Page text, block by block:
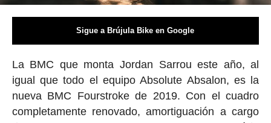
Sigue a Brújula Bike en Google
La BMC que monta Jordan Sarrou este año, al
igual que todo el equipo Absolute Absalon, es la
nueva BMC Fourstroke de 2019. Con el cuadro
completamente renovado, amortiguación a cargo